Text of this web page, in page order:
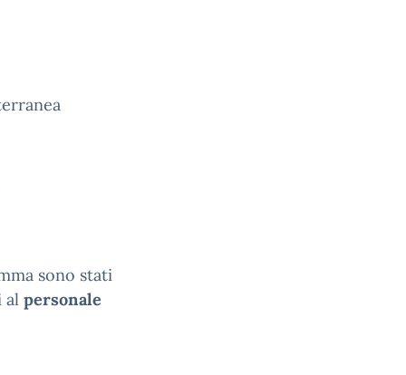
sono stati
al personale